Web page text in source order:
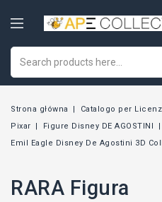
Strona główna Catalogo per
Pixar
Figure Disney DE AGOSTINI
Emil Eagle Disney De Agostini 3D
RARA Figura